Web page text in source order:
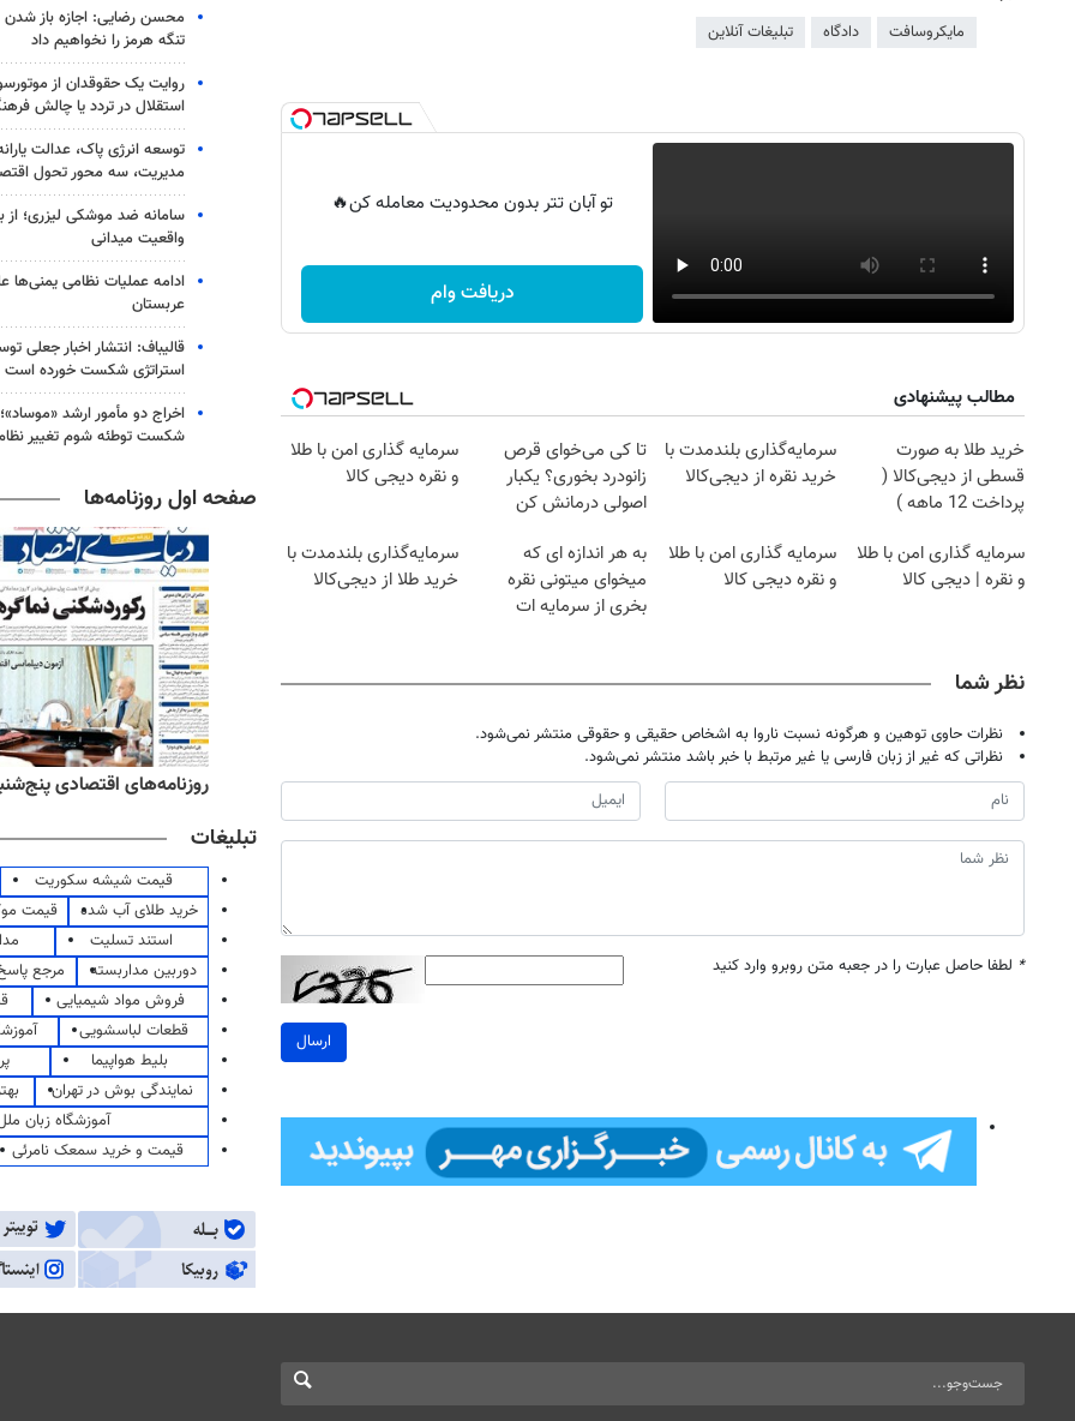
مایکروسافت دادگاه تبلیغات آنلاین
تو آبان تتر بدون محدودیت معامله کن🔥
دریافت وام
مطالب پیشنهادی
خرید طلا به صورت
قسطی از دیجی‌کالا (
پرداخت 12 ماهه )
سرمایه‌گذاری بلندمدت با
خرید نقره از دیجی‌کالا
تا کی می‌خوای قرص
زانودرد بخوری؟ یکبار
اصولی درمانش کن
سرمایه گذاری امن با طلا
و نقره دیجی کالا
سرمایه گذاری امن با طلا
و نقره | دیجی کالا
سرمایه گذاری امن با طلا
و نقره دیجی کالا
به هر اندازه ای که
میخوای میتونی نقره
بخری از سرمایه ات
سرمایه‌گذاری بلندمدت با
خرید طلا از دیجی‌کالا
نظر شما
نظرات حاوی توهین و هرگونه نسبت ناروا به اشخاص حقیقی و حقوقی منتشر نمی‌شود.
نظراتی که غیر از زبان فارسی یا غیر مرتبط با خبر باشد منتشر نمی‌شود.
* لطفا حاصل عبارت را در جعبه متن روبرو وارد کنید
ارسال
محسن رضایی: اجازه باز
تنگه هرمز را نخواهیم داد
روایت یک حقوقدان از
استقلال در تردد یا چالش
توسعه انرژی پاک، عدالت
مدیریت، سه محور تحول
سامانه ضد موشکی لیزری؛ از
واقعیت میدانی
ادامه عملیات نظامی یمنی‌ها
عربستان
قالیباف: انتشار اخبار جعلی
استراتژی شکست خورده است
اخراج دو مأمور ارشد
شکست توطئه شوم تغییر نظام
صفحه اول روزنامه‌ها
روزنامه‌های صبح پنج‌شنبه ۱۵ مرداد ۱۴۰۵ روزنامه‌های ورزشی پنج‌شنبه ۱۵ مرداد ۱۴۰۵ روزنامه‌های اقتصادی پنج‌شنبه ۱۵ مرداد
تبلیغات
قیمت شیشه سکوریت
خرید طلای آب شده
قیمت
استند تسلیت
دوربین مداربسته
مرجع
فروش مواد شیمیایی
قطعات لباسشویی
بلیط هواپیما
نمایندگی بوش در تهران
آموزشگاه زبان
قیمت و خرید سمعک نامرئی